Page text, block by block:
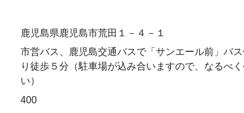
鹿児島県鹿児島市荒田１－４－１
市営バス、鹿児島交通バスで「サンエール前」バ
り徒歩５分（駐車場が込み合いますので、なるべ
い）
400